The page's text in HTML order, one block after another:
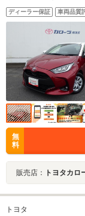
インドスポットモ
ディーラー保証 車両品質
無
料
販売店： トヨタカ
トヨタ